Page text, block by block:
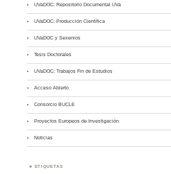
UVaDOC: Repositorio Documental UVa
UVaDOC: Producción Científica
UVaDOC y Sexenios
Tesis Doctorales
UVaDOC: Trabajos Fin de Estudios
Acceso Abierto
Consorcio BUCLE
Proyectos Europeos de Investigación
Noticias
ETIQUETAS